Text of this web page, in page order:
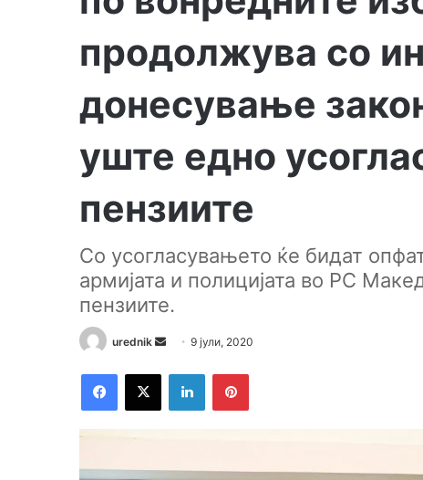
продолжува со
донесување
уште едно
пензиите
Со усогласувањето ќе бидат
армијата и полицијата во РС
пензиите.
urednik
d
e
9 јули, 2020